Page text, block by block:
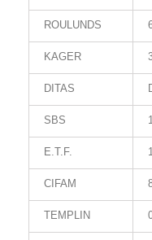
ROULUNDS
KAGER
DITAS
SBS
E.T.F.
CIFAM
TEMPLIN